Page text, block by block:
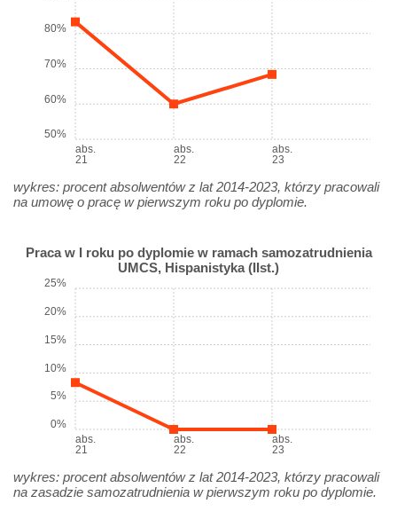
abs.
21
abs.
22
abs.
23
50%
60%
70%
80%
wykres: procent absolwentów z lat 2014-2023, którzy pracowali
na umowę o pracę w pierwszym roku po dyplomie.
Praca w I roku po dyplomie w ramach samozatrudnienia
UMCS, Hispanistyka (IIst.)
abs.
21
abs.
22
abs.
23
0%
5%
10%
15%
20%
25%
wykres: procent absolwentów z lat 2014-2023, którzy pracowali
na zasadzie samozatrudnienia w pierwszym roku po dyplomie.